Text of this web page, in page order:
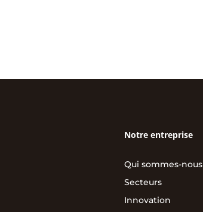
Notre entreprise
Qui sommes-nous
Secteurs
Innovation